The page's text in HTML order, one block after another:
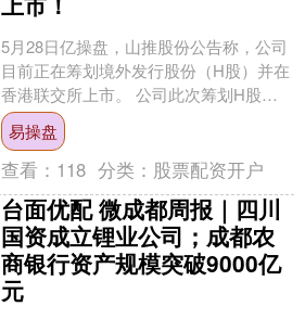
5月28日亿操盘，山推股份公告称，公司
目前正在筹划境外发行股份（H股）并在
香港联交所上市。 公司此次筹划H股上
市，是为了深入推进全球化战略，加强
与境外资本市场对....
易操盘
查看： 118 分类： 股票配资开户
台面优配 微成都周报｜四川
国资成立锂业公司；成都农
商银行资产规模突破9000亿
元